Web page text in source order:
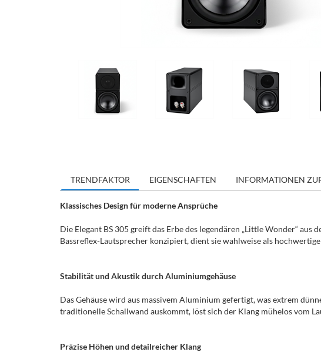
TRENDFAKTOR EIGENSCHAFTEN INFORMATIONEN
Klassisches Design für moderne Ansprüche
Die Elegant BS 305 greift das Erbe des legendären „Little Wonder“
Bassreflex-Lautsprecher konzipiert, dient sie wahlweise als
Stabilität und Akustik durch Aluminiumgehäuse
Das Gehäuse wird aus massivem Aluminium gefertigt, was extrem
traditionelle Schallwand auskommt, löst sich der Klang mühelos vom
Präzise Höhen und detailreicher Klang